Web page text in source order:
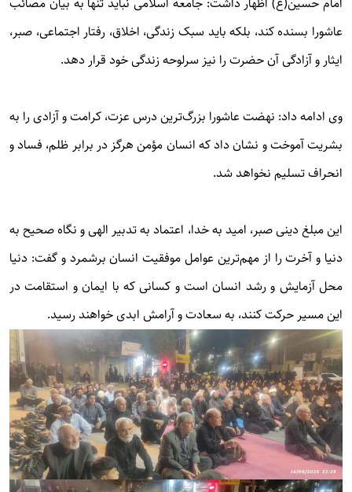
عاشورا بسنده کند، بلکه باید سبک زندگی، اخلاق، رفتار اجتماعی، صبر،
ایثار و آزادگی آن حضرت را نیز سرلوحه زندگی خود قرار دهد.
وی ادامه داد: نهضت عاشورا بزرگ‌ترین درس عزت، کرامت و آزادی را به
بشریت آموخت و نشان داد که انسان مؤمن هرگز در برابر ظلم، فساد و
انحراف تسلیم نخواهد شد.
این مبلغ دینی صبر، امید به خدا، اعتماد به تدبیر الهی و نگاه صحیح به
دنیا و آخرت را از مهم‌ترین عوامل موفقیت انسان برشمرد و گفت: دنیا
محل آزمایش و رشد انسان است و کسانی که با ایمان و استقامت در
این مسیر حرکت کنند، به سعادت و آرامش ابدی خواهند رسید.